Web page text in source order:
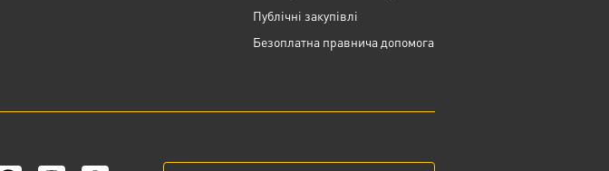
Публічні закупівлі
Безоплатна правнича допомога